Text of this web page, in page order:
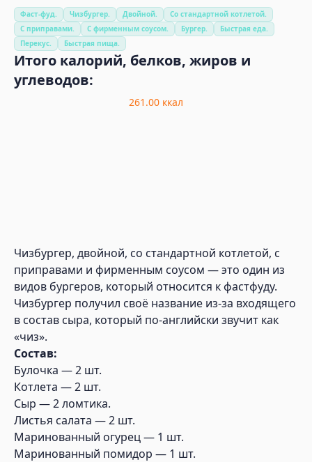
Фаст-фуд. Чизбургер. Двойной.
Со стандартной котлетой.
С приправами.
С фирменным соусом. Бургер.
Быстрая еда.
Перекус.
Быстрая пища.
Итого калорий, белков, жиров и
углеводов:
261.00 ккал
Чизбургер, двойной, со стандартной котлетой, с
приправами и фирменным соусом — это один из
видов бургеров, который относится к фастфуду.
Чизбургер получил своё название из-за входящего
в состав сыра, который по-английски звучит как
«чиз».
Состав:
Булочка — 2 шт.
Котлета — 2 шт.
Сыр — 2 ломтика.
Листья салата — 2 шт.
Маринованный огурец — 1 шт.
Маринованный помидор — 1 шт.